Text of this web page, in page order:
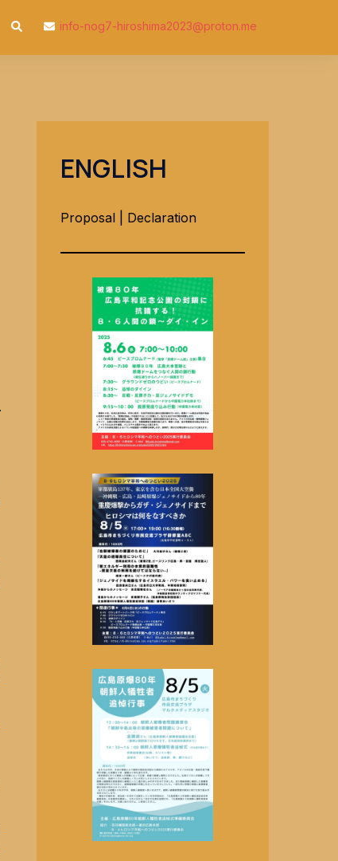
検
索
info-nog7-hiroshima2023@proton.me
ENGLISH
Proposal| Declaration